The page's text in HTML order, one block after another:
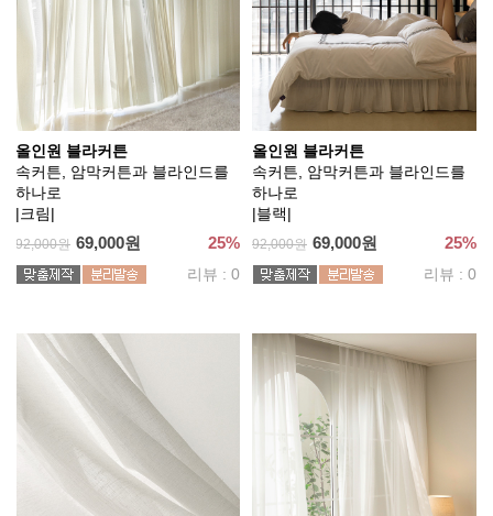
올인원 블라커튼
속커튼, 암막커튼과 블라인드를
하나로
|크림|
92,000원 69,000원 25%
리뷰 : 0
올인원 블라커튼
속커튼, 암막커튼과 블라인드를
하나로
|블랙|
92,000원 69,000원 25%
리뷰 : 0